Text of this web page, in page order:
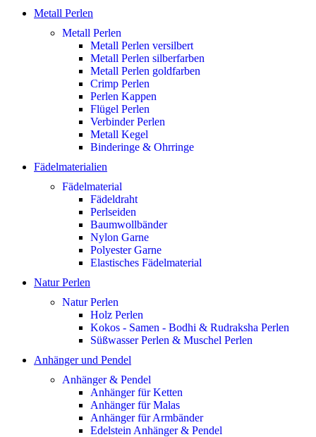
Metall Perlen
Metall Perlen
Metall Perlen versilbert
Metall Perlen silberfarben
Metall Perlen goldfarben
Crimp Perlen
Perlen Kappen
Flügel Perlen
Verbinder Perlen
Metall Kegel
Binderinge & Ohrringe
Fädelmaterialien
Fädelmaterial
Fädeldraht
Perlseiden
Baumwollbänder
Nylon Garne
Polyester Garne
Elastisches Fädelmaterial
Natur Perlen
Natur Perlen
Holz Perlen
Kokos - Samen - Bodhi & Rudraksha Perlen
Süßwasser Perlen & Muschel Perlen
Anhänger und Pendel
Anhänger & Pendel
Anhänger für Ketten
Anhänger für Malas
Anhänger für Armbänder
Edelstein Anhänger & Pendel